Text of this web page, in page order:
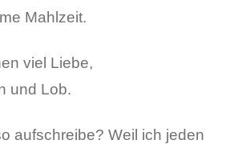
Mahlzeit.
viel Liebe,
und Lob.
aufschreibe? Weil ich jeden